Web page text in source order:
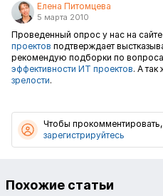
Елена Питомцева
5 марта 2010
Проведенный опрос у нас на сайте
проектов подтверждает
рекомендую подборки по
эффективности ИТ проектов. А
зрелости.
Чтобы прокомментировать,
зарегистрируйтесь
Похожие статьи